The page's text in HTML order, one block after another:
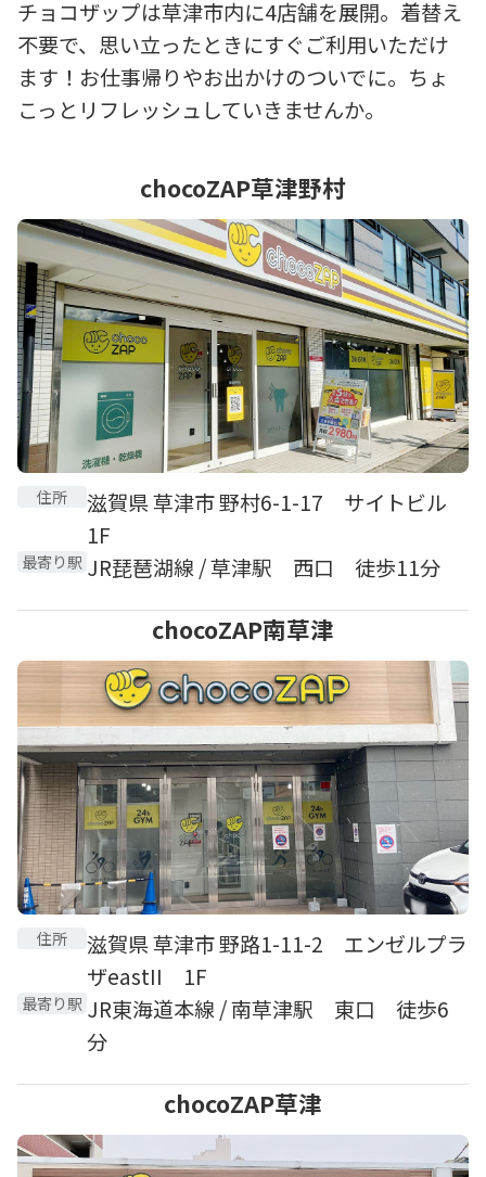
チョコザップは草津市内に4店舗を展開。着替え
不要で、思い立ったときにすぐご利用いただけ
ます！お仕事帰りやお出かけのついでに。ちょ
こっとリフレッシュしていきませんか。
chocoZAP草津野村
住所
滋賀県 草津市 野村6-1-17 サイトビル
1F
最寄り駅 JR琵琶湖線 / 草津駅 西口 徒歩11分
chocoZAP南草津
住所
滋賀県 草津市 野路1-11-2 エンゼルプラ
ザeastII 1F
最寄り駅 JR東海道本線 / 南草津駅 東口 徒歩6
分
chocoZAP草津